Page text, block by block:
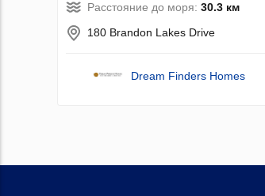
Расстояние до моря: 30.3 км
180 Brandon Lakes Drive
Dream Finders Homes